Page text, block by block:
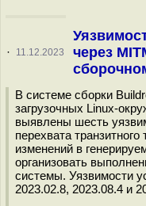
· 11.12.2023
через
В системе сборки
загрузочных Linux-
выявлены шесть
перехвата
изменений в
организовать
системы. Уязвимости
2023.02.8, 2023.08.4 и